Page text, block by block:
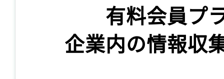
有料会員プ
企業内の情報収